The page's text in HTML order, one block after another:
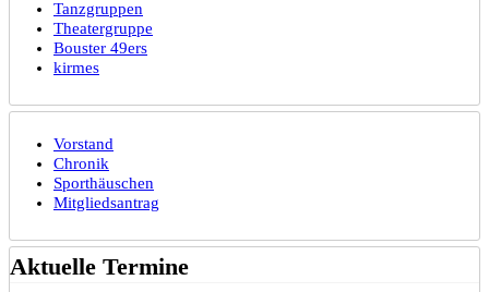
Tanzgruppen
Theatergruppe
Bouster 49ers
kirmes
Vorstand
Chronik
Sporthäuschen
Mitgliedsantrag
Aktuelle Termine